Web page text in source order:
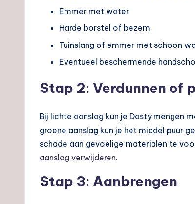
Emmer met water
Harde borstel of bezem
Tuinslang of emmer met schoon
Eventueel beschermende
Stap 2: Verdunnen of
Bij lichte aanslag kun je Dasty mengen
groene aanslag kun je het middel puur
schade aan gevoelige materialen te
aanslag verwijderen.
Stap 3: Aanbrengen